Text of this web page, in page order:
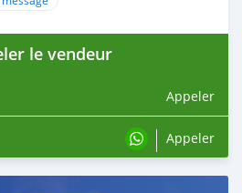
le vendeur
Appeler
Appeler